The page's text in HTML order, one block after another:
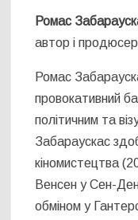
Ромас
автор і
Ромас
провокативний
політичним та
Забараускас
кіномистецтва
Венсен у Сен-
обміном у